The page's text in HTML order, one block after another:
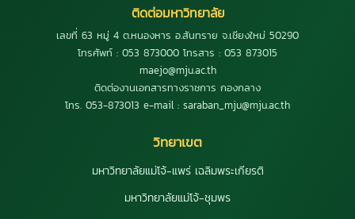
ติดต่อมหาวิทยาลัย
เลขที่ 63 หมู่ 4 ต.หนองหาร อ.สันทราย จ.เชียงใหม่ 50290
โทรศัพท์ : 053 873000 โทรสาร : 053 873015
maejo@mju.ac.th
ติดต่องานเอกสารทางราชการ กองกลาง
โทร. 053-873013 e-mail : saraban_mju@mju.ac.th
วิทยาเขต
มหาวิทยาลัยแม่โจ้-แพร่ เฉลิมพระเกียรติ
มหาวิทยาลัยแม่โจ้-ชุมพร